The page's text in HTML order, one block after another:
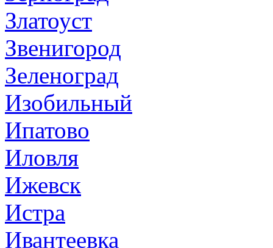
Златоуст
Звенигород
Зеленоград
Изобильный
Ипатово
Иловля
Ижевск
Истра
Ивантеевка